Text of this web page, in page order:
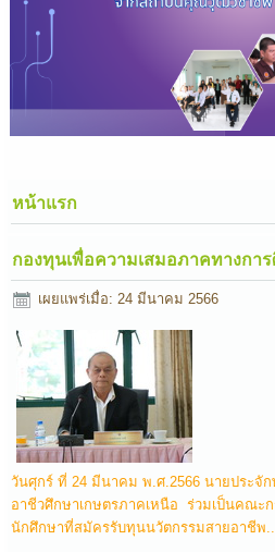
หน้าแรก
กองทุนเพื่อความเสมอภาคทางกา
เผยแพร่เมื่อ: 24 มีนาคม 2566
วันศุกร์ ที่ 24 มีนาคม พ.ศ.2566 นายประจั
อาชีวศึกษาเกษตรภาคเหนือ ร่วมเป็นคณะก
นักศึกษาที่สมัครรับทุนนวัตกรรมสายอาชีพ...